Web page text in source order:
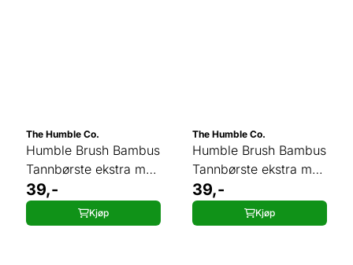
The Humble Co.
Humble Brush Bambus
Tannbørste ekstra myk
GUL
39,-
Kjøp
The Humble Co.
Humble Brush Bambus
Tannbørste ekstra myk
HVIT
39,-
Kjøp